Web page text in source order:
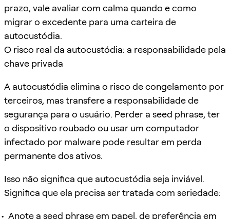
prazo, vale avaliar com calma quando e como
migrar o excedente para uma carteira de
autocustódia.
O risco real da autocustódia: a responsabilidade pela
chave privada
A autocustódia elimina o risco de congelamento por
terceiros, mas transfere a responsabilidade de
segurança para o usuário. Perder a seed phrase, ter
o dispositivo roubado ou usar um computador
infectado por malware pode resultar em perda
permanente dos ativos.
Isso não significa que autocustódia seja inviável.
Significa que ela precisa ser tratada com seriedade:
Anote a seed phrase em papel, de preferência em